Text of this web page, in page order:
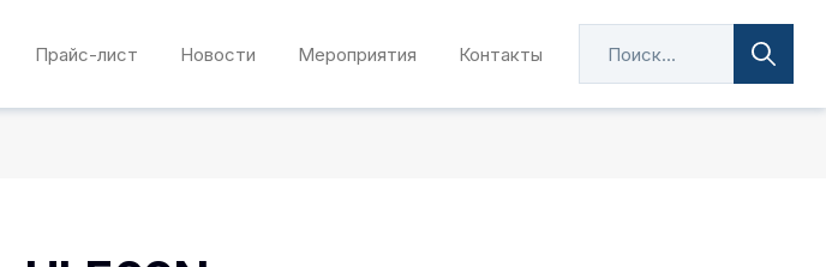
Прайс-лист Новости Мероприятия Контакты